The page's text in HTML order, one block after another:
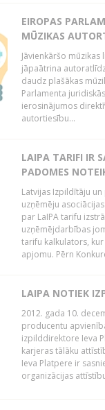
EIROPAS
MŪZIKAS
Jāvienkāršo
jāpaātrina
daudz plašākas
Parlamenta
ierosinājumos
autortiesību...
LAIPA TARIFI IR
PADOMES
Latvijas Izpildītāju
uzņēmēju
par LaIPA tarifu
uzņēmējdarbības
tarifu kalkulators,
apjomu. Pērn
LAIPA NOTIEK
2012. gada 10.
producentu
izpilddirektore Ieva
karjeras tālāku
Ieva Platpere ir
organizācijas